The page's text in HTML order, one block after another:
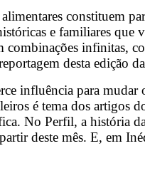
alimentares constituem
e familiares que
combinações infinitas,
desta edição
influência para mudar
é tema dos artigos
No Perfil, a história
deste mês. E, em